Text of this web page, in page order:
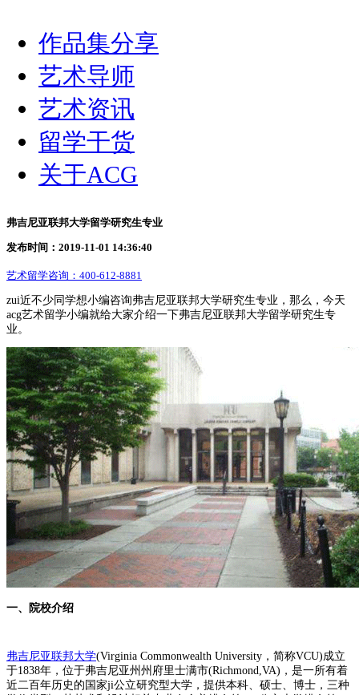
作品集分享
艺术导师
艺术资讯
留学干货
关于ACG
弗吉尼亚联邦大学留学研究生专业
发布时间：2019-11-01 14:36:40
艺术留学咨询： 400-612-8881
zui近不少同学想小编咨询弗吉尼亚联邦大学研究生专业，那么，今天
acg艺术留学小编就给大家介绍一下弗吉尼亚联邦大学留学研究生专
业。
一、院校介绍
弗吉尼亚联邦大学(Virginia Commonwealth University，简称VCU)成立
于1838年，位于弗吉尼亚州州府里士满市(Richmond,VA)，是一所有着
近二百年历史的国家ji公立研究型大学，提供本科、硕士、博士，三种